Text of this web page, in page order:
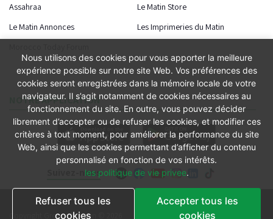
Suivez-nous
Assahraa
Le Matin Store
Le Matin Annonces
Les Imprimeries du Matin
NOTRE APPLICATION
Copyright Groupe le Matin © 2026
Conditions générales
Nous utilisons des cookies pour vous apporter la meilleure
expérience possible sur notre site Web. Vos préférences des
cookies seront enregistrées dans la mémoire locale de votre
navigateur. Il s’agit notamment de cookies nécessaires au
fonctionnement du site. En outre, vous pouvez décider
librement d’accepter ou de refuser les cookies, et modifier ces
critères à tout moment, pour améliorer la performance du site
Web, ainsi que les cookies permettant d’afficher du contenu
personnalisé en fonction de vos intérêts.
les politique de vie privee.
Refuser tous les
cookies
Accepter tous les
cookies